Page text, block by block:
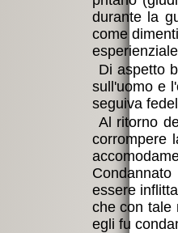
durante la
come
Di aspetto
sull'uomo e
seguiva
Al ritorno
corrompere
essere
che con tale
egli fu